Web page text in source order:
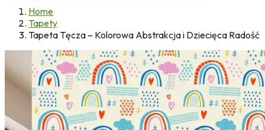
Home
Tapety
Tapeta Tęcza – Kolorowa Abstrakcja i Dziecięca Radość